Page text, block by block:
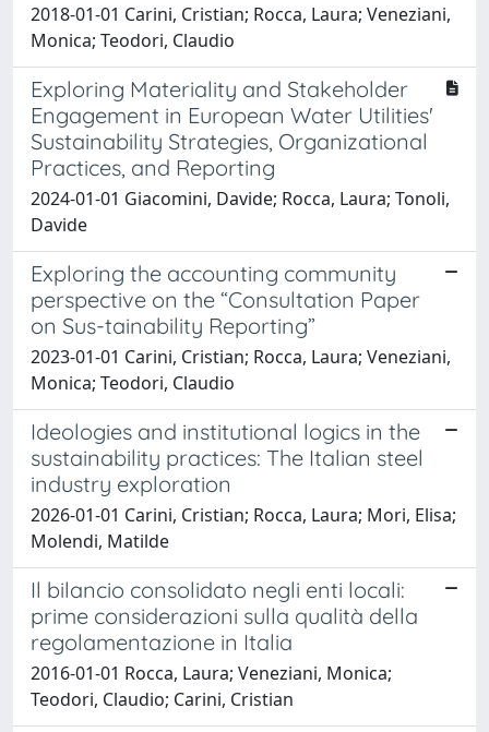
2018-01-01 Carini, Cristian; Rocca, Laura; Veneziani,
Monica; Teodori, Claudio
Exploring Materiality and Stakeholder
Engagement in European Water Utilities'
Sustainability Strategies, Organizational
Practices, and Reporting
2024-01-01 Giacomini, Davide; Rocca, Laura; Tonoli,
Davide
Exploring the accounting community
perspective on the “Consultation Paper
on Sus-tainability Reporting”
2023-01-01 Carini, Cristian; Rocca, Laura; Veneziani,
Monica; Teodori, Claudio
Ideologies and institutional logics in the
sustainability practices: The Italian steel
industry exploration
2026-01-01 Carini, Cristian; Rocca, Laura; Mori, Elisa;
Molendi, Matilde
Il bilancio consolidato negli enti locali:
prime considerazioni sulla qualità della
regolamentazione in Italia
2016-01-01 Rocca, Laura; Veneziani, Monica;
Teodori, Claudio; Carini, Cristian